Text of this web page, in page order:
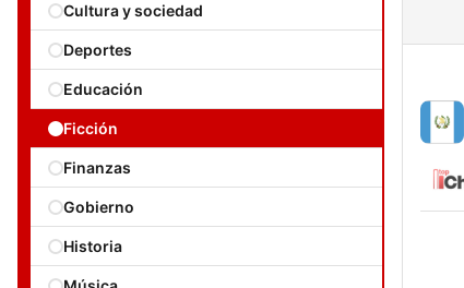
Cultura y sociedad
Deportes
Educación
Ficción
Finanzas
Gobierno
Historia